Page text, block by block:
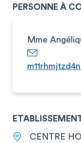
PERSONNE À
Mme
CENTRE